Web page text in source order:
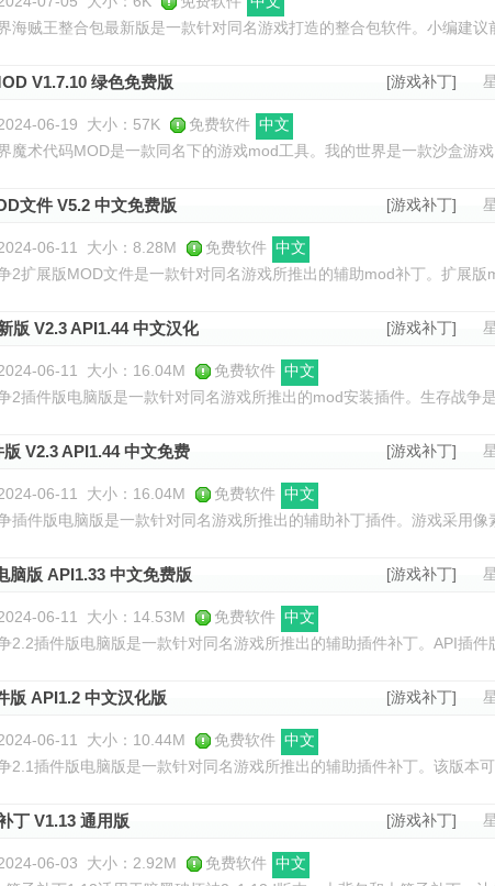
贼王整合包最新版是一款针对同名游戏打造的整合包软件。小编建议
V1.7.10 绿色免费版 [游戏补丁]
06-19 大小：57K 免费软件 中文
术代码MOD是一款同名下的游戏mod工具。我的世界是一款沙盒游
文件 V5.2 中文免费版 [游戏补丁]
06-11 大小：8.28M 免费软件 中文
展版MOD文件是一款针对同名游戏所推出的辅助mod补丁。扩展版
版 V2.3 API1.44 中文汉化
[游戏补丁]
06-11 大小：16.04M 免费软件 中文
件版电脑版是一款针对同名游戏所推出的mod安装插件。生存战争
V2.3 API1.44 中文免费
[游戏补丁]
06-11 大小：16.04M 免费软件 中文
件版电脑版是一款针对同名游戏所推出的辅助补丁插件。游戏采用像
脑版 API1.33 中文免费版 [游戏补丁]
06-11 大小：14.53M 免费软件 中文
插件版电脑版是一款针对同名游戏所推出的辅助插件补丁。API插件
版 API1.2 中文汉化版 [游戏补丁]
06-11 大小：10.44M 免费软件 中文
插件版电脑版是一款针对同名游戏所推出的辅助插件补丁。该版本
丁 V1.13 通用版 [游戏补丁]
06-03 大小：2.92M 免费软件 中文